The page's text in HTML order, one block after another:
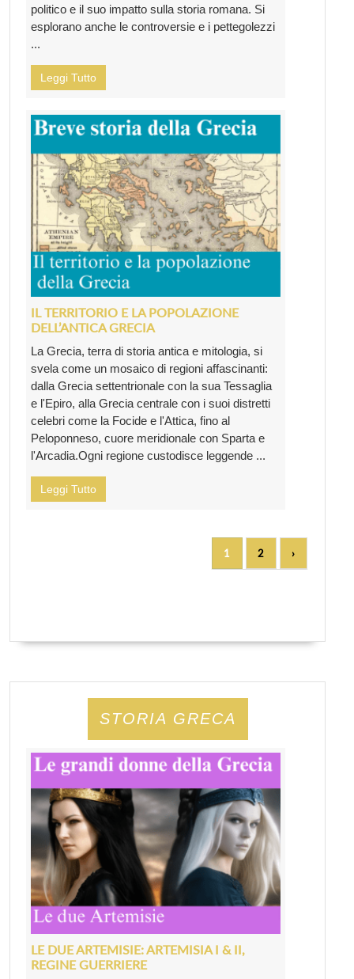
politico e il suo impatto sulla storia romana. Si
esplorano anche le controversie e i pettegolezzi
...
Leggi Tutto
IL TERRITORIO E LA POPOLAZIONE
DELL’ANTICA GRECIA
La Grecia, terra di storia antica e mitologia, si
svela come un mosaico di regioni affascinanti:
dalla Grecia settentrionale con la sua Tessaglia
e l'Epiro, alla Grecia centrale con i suoi distretti
celebri come la Focide e l'Attica, fino al
Peloponneso, cuore meridionale con Sparta e
l'Arcadia.Ogni regione custodisce leggende ...
Leggi Tutto
1 2 ›
STORIA GRECA
LE DUE ARTEMISIE: ARTEMISIA I & II,
REGINE GUERRIERE